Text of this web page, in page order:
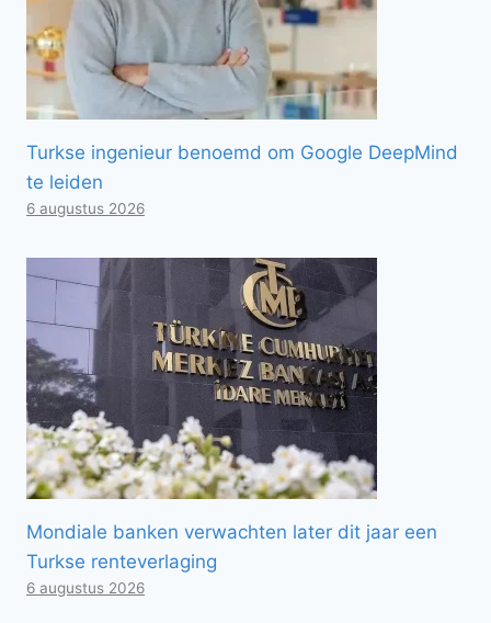
Turkse ingenieur benoemd om Google DeepMind
te leiden
6 augustus 2026
Mondiale banken verwachten later dit jaar een
Turkse renteverlaging
6 augustus 2026